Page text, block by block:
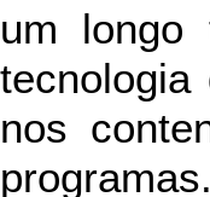
um longo
tecnologia
nos
programas.